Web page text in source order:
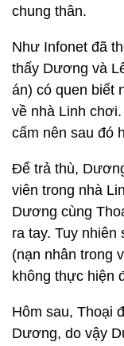
chung thân.
Như Infonet đã
thấy Dương và
án) có quen biết
về nhà Linh
cấm nên sau đó
Để trả thù,
viên trong nhà
Dương cùng
ra tay. Tuy nhiên
(nạn nhân trong
không thực hiện
Hôm sau, Thoại
Dương, do vậy